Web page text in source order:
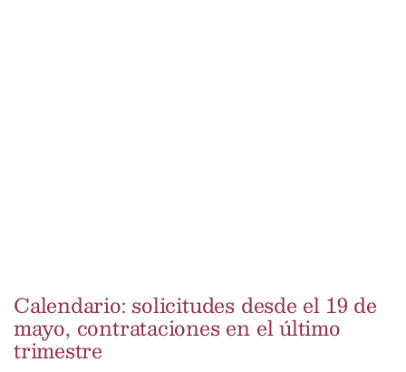
Calendario: solicitudes desde el 19 de
mayo, contrataciones en el último
trimestre